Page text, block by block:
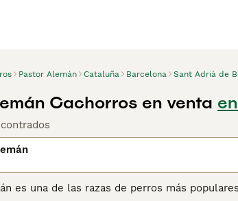
Pastor Alemán Cataluña Barcelona Sant Adrià de
Cachorros en venta
es una de las razas de perros más